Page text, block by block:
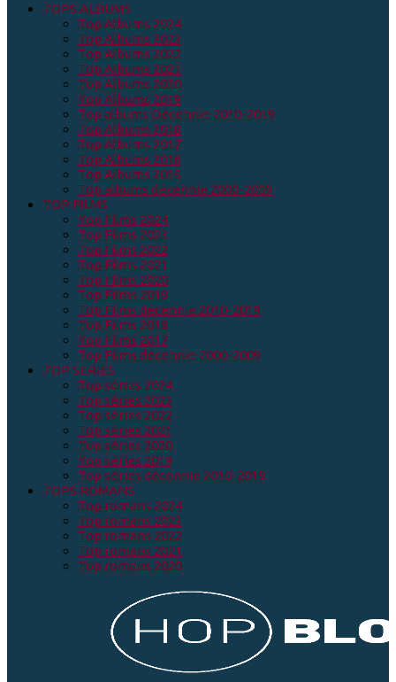
TOPS ALBUMS
Top Albums 2024
Top Albums 2023
Top Albums 2022
Top Albums 2021
Top Albums 2020
Top Albums 2019
Top albums Décennie 2010-2019
Top Albums 2018
Top Albums 2017
Top Albums 2016
Top Albums 2015
Top albums décennie 2000-2009
TOP FILMS
Top Films 2024
Top Films 2023
Top Films 2022
Top Films 2021
Top Films 2020
Top Films 2019
Top Films décennie 2010-2019
Top Films 2018
Top Films 2017
Top Films décennie 2000-2009
TOP SERIES
Top séries 2024
Top séries 2023
Top séries 2022
Top séries 2021
Top séries 2020
Top séries 2019
Top séries décennie 2010-2019
TOPS ROMANS
Top romans 2024
Top romans 2023
Top romans 2022
Top romans 2021
Top romans 2020